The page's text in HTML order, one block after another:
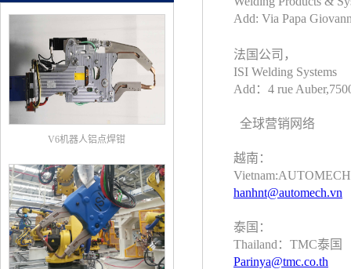
V6机器人铝点焊钳
Add: Via Papa
法国公司，
ISI Welding Systems
Add：4 rue
全球营销网络
越南：
hanhnt@automech.vn
泰国：
Thailand：TMC泰国
Parinya@tmc.co.th